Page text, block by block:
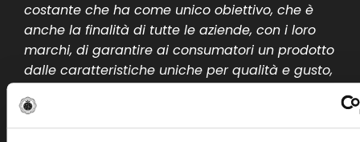
costante che ha come unico obiettivo, che è
anche la finalità di tutte le aziende, con i loro
marchi, di garantire ai consumatori un prodotto
dalle caratteristiche uniche per qualità e gusto,
composizione di proteine
grassi insaturi perfettamente in linea con le